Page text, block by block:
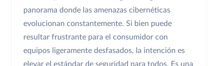
panorama donde las amenazas cibernéticas
evolucionan constantemente. Si bien puede
resultar frustrante para el consumidor con
equipos ligeramente desfasados, la intención es
elevar el estándar de seguridad para todos. Es una